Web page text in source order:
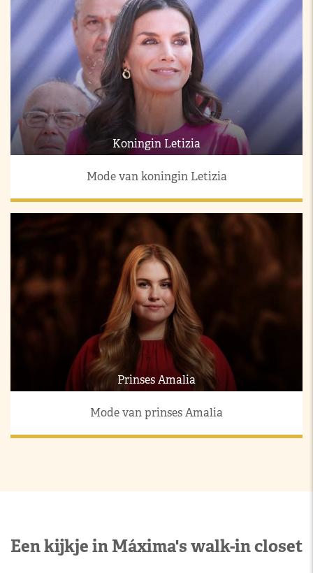
Koningin Letizia
Mode van koningin Letizia
Prinses Amalia
Mode van prinses Amalia
Een kijkje in Máxima's walk-in closet